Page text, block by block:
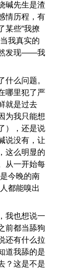
碱先生是渣
情历程，有
某些“我撩
我真实的
然发现——我
什么问题。
哪里犯了严
就是过去
为我只能想
），还是说
说没有，让
这么明显的
从一开始每
今晚的南
都能嗅出
我也想说一
前都当舔狗
还有什么拉
道我舔的是
？这是不是